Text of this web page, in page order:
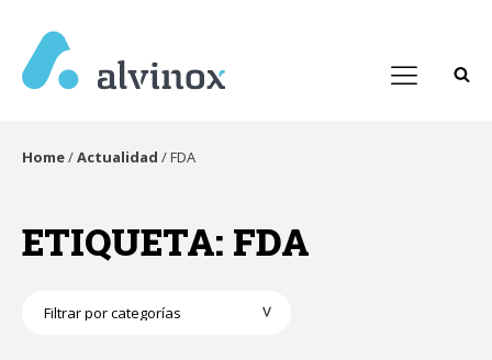
Home/Actualidad /FDA
ETIQUETA: FDA
Categorías